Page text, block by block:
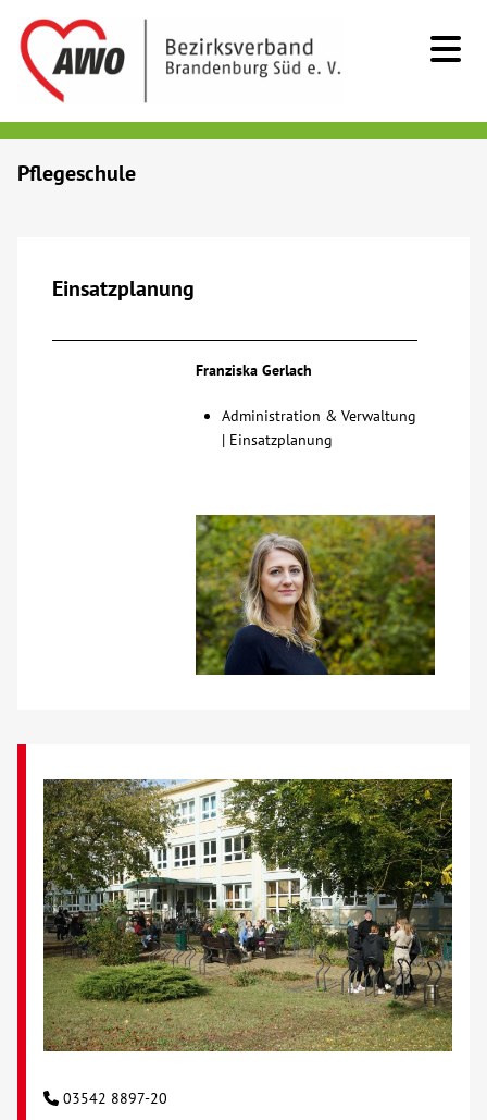
Menschen mit Behinderung
Beratung & Hilfe
Karriere
Ausbildung
Glossar
Suche
Kontakt
Pflegeschule
Einsatzplanung
Franziska Gerlach
Administration & Verwaltung
| Einsatzplanung
03542 8897-20